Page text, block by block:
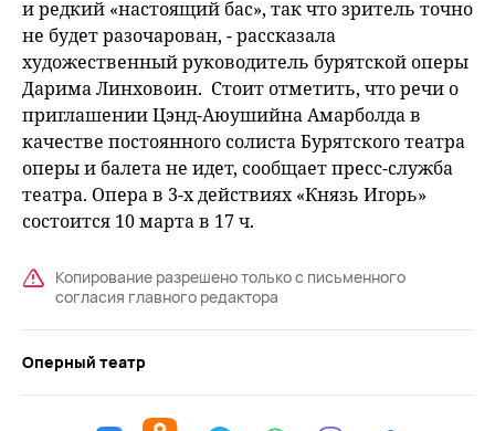
и редкий «настоящий бас», так что зритель точно
не будет разочарован, - рассказала
художественный руководитель бурятской оперы
Дарима Линховоин. Стоит отметить, что речи о
приглашении Цэнд-Аюушийна Амарболда в
качестве постоянного солиста Бурятского театра
оперы и балета не идет, сообщает пресс-служба
театра. Опера в 3-х действиях «Князь Игорь»
состоится 10 марта в 17 ч.
Копирование разрешено только с письменного
согласия главного редактора
Оперный театр